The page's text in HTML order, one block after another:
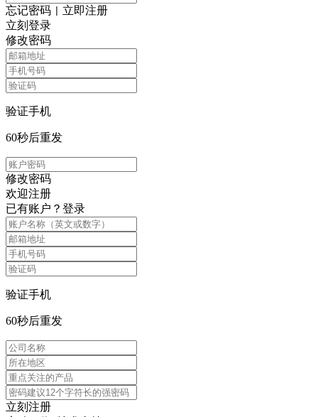
忘记密码
立即注册
立刻登录
修改密码
验证手机
60秒后重发
修改密码
欢迎注册
已有账户？ 登录
验证手机
60秒后重发
立刻注册